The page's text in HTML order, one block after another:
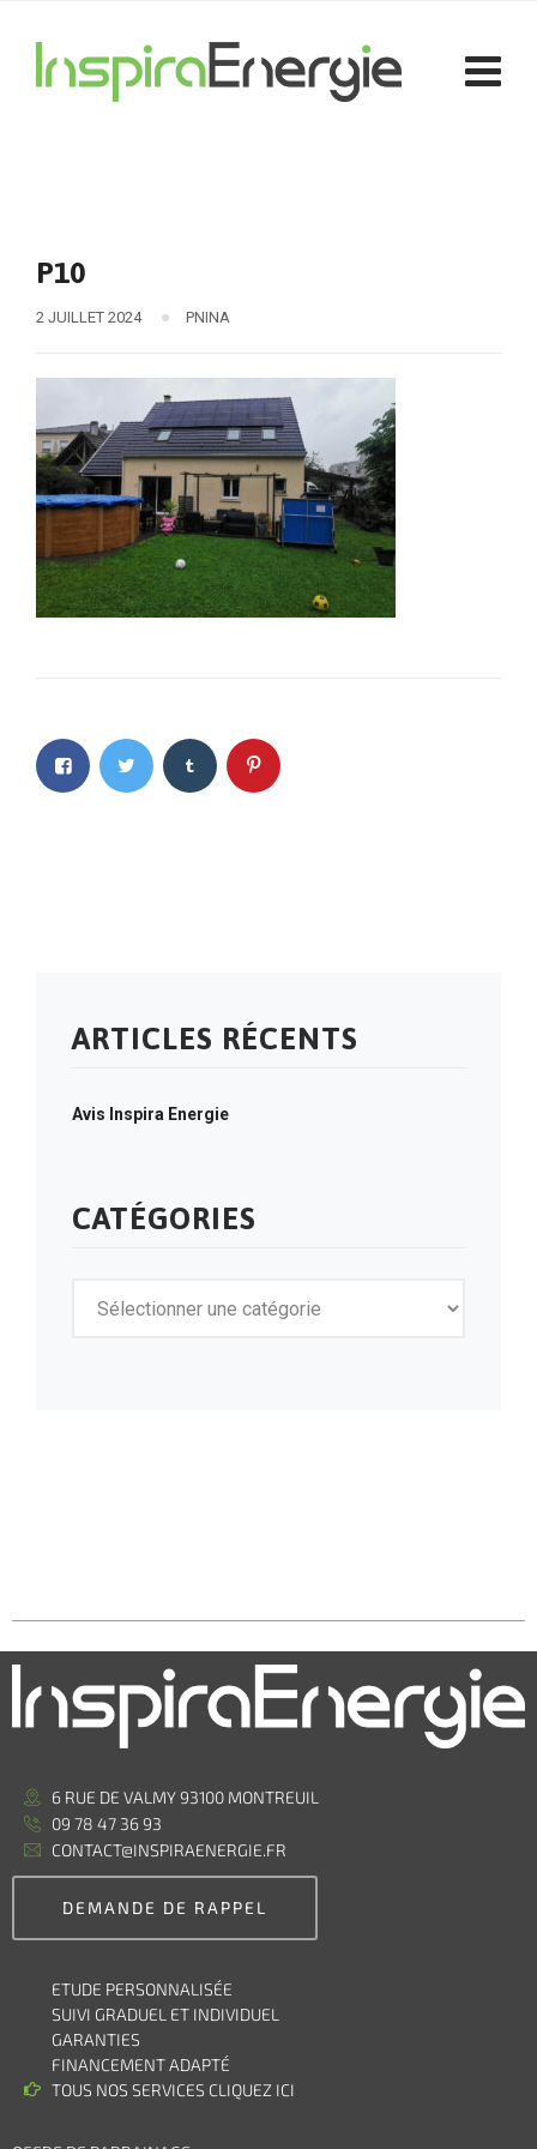
P10
2 JUILLET 2024 PNINA
ARTICLES RÉCENTS
Avis Inspira Energie
CATÉGORIES
6 RUE DE VALMY 93100 MONTREUIL
09 78 47 36 93
CONTACT@INSPIRAENERGIE.FR
DEMANDE DE RAPPEL
ETUDE PERSONNALISÉE
SUIVI GRADUEL ET INDIVIDUEL
GARANTIES
FINANCEMENT ADAPTÉ
TOUS NOS SERVICES CLIQUEZ ICI